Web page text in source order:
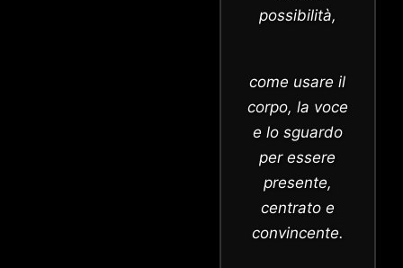
possibilità,
come usare il
corpo, la voce
e lo sguardo
per essere
presente,
centrato e
convincente.